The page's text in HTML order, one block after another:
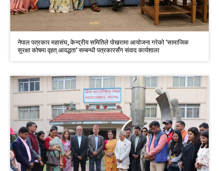
नेपाल पत्रकार महासंघ, केन्द्रीय समितिले पोखरामा आयोजना गरेको 'सामाजिक
सुरक्षा कोषमा वृहत् आवद्धता' सम्बन्धी पत्रकारसँग संवाद कार्यशाला